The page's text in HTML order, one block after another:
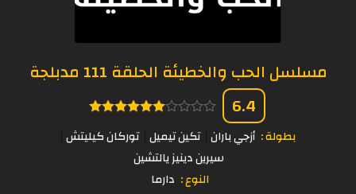
مسلسل الحب والخطيئة الحلقة 111 مدبلجة
6.4
بطولة : أزجي باران تكين تيميل توركان كيليتش
سيرين دينيز يالتشين
النوع : دارما